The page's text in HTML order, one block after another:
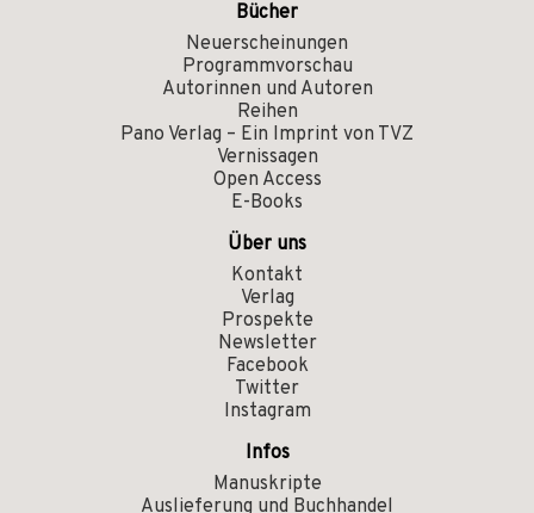
Bücher
Neuerscheinungen
Programmvorschau
Autorinnen und Autoren
Reihen
Pano Verlag – Ein Imprint von TVZ
Vernissagen
Open Access
E-Books
Über uns
Kontakt
Verlag
Prospekte
Newsletter
Facebook
Twitter
Instagram
Infos
Manuskripte
Auslieferung und Buchhandel